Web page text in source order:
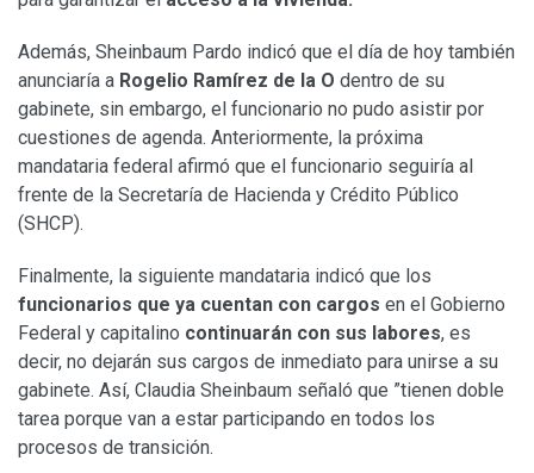
Además, Sheinbaum Pardo indicó que el día de hoy también
anunciaría a Rogelio Ramírez de la O dentro de su
gabinete, sin embargo, el funcionario no pudo asistir por
cuestiones de agenda. Anteriormente, la próxima
mandataria federal afirmó que el funcionario seguiría al
frente de la Secretaría de Hacienda y Crédito Público
(SHCP).
Finalmente, la siguiente mandataria indicó que los
funcionarios que ya cuentan con cargos en el Gobierno
Federal y capitalino continuarán con sus labores, es
decir, no dejarán sus cargos de inmediato para unirse a su
gabinete. Así, Claudia Sheinbaum señaló que ”tienen doble
tarea porque van a estar participando en todos los
procesos de transición.